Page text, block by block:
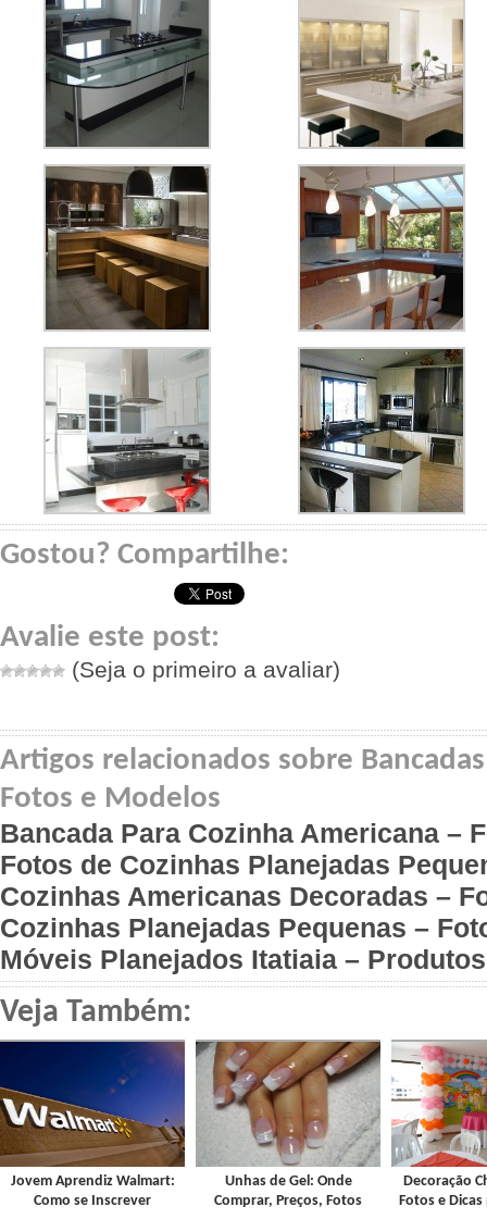
Gostou? Compartilhe:
Avalie este post:
(Seja o primeiro a avaliar)
Artigos relacionados sobre Bancadas
Fotos e Modelos
Bancada Para Cozinha Americana –
Fotos de Cozinhas Planejadas
Cozinhas Americanas Decoradas –
Cozinhas Planejadas Pequenas –
Móveis Planejados Itatiaia –
Veja Também:
Jovem Aprendiz Walmart:
Como se Inscrever
Unhas de Gel: Onde
Comprar, Preços, Fotos
Decoração
Fotos e